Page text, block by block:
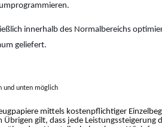
innerhalb des Normalbereichs
geliefert.
und unten möglich
mittels kostenpflichtiger
gilt, dass jede